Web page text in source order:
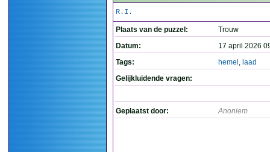
R.I.
Plaats van de puzzel:
Trouw
Datum:
17 april 2026
Tags:
hemel , laad
Gelijkluidende vragen:
Geplaatst door: Anoniem